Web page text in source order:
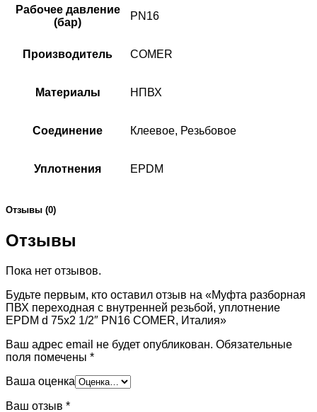
Рабочее давление
(бар)
PN16
Производитель COMER
Материалы НПВХ
Соединение Клеевое, Резьбовое
Уплотнения EPDM
Отзывы (0)
Отзывы
Пока нет отзывов.
Будьте первым, кто оставил отзыв на «Муфта разборная
ПВХ переходная с внутренней резьбой, уплотнение
EPDM d 75х2 1/2″ PN16 COMER, Италия»
Ваш адрес email не будет опубликован. Обязательные
поля помечены *
Ваша оценка
Ваш отзыв *